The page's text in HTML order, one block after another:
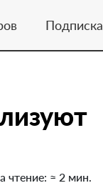
Подписка
чтение: ≈ 2 мин.